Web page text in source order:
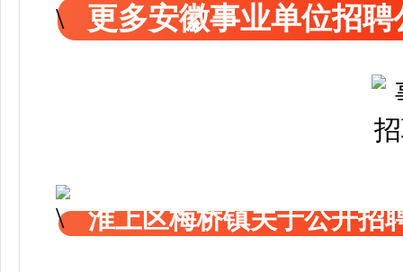
更多安徽事业单位招聘
淮上区梅桥镇关于公开招